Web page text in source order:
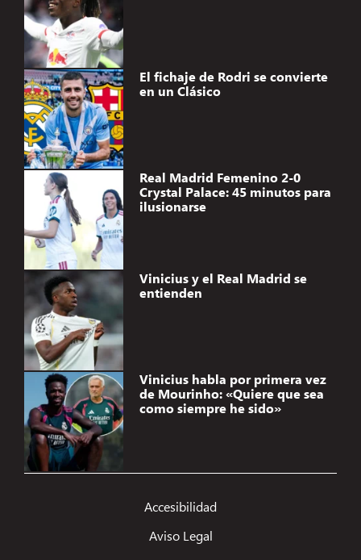
Gestionar el consentimiento de
información del dispositivo. Lo hacemos para mejorar la experiencia de
El fichaje de Rodri se convierte
en un Clásico
Real Madrid Femenino 2-0
Crystal Palace: 45 minutos para
ilusionarse
Vinicius y el Real Madrid se
entienden
Vinicius habla por primera vez
de Mourinho: «Quiere que sea
como siempre he sido»
Accesibilidad
Aviso Legal